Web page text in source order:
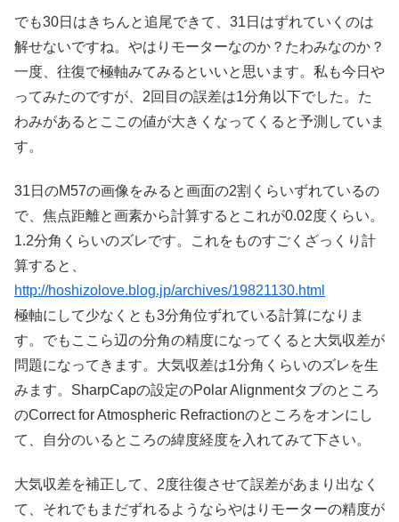
でも30日はきちんと追尾できて、31日はずれていくのは
解せないですね。やはりモーターなのか？たわみなのか？
一度、往復で極軸みてみるといいと思います。私も今日や
ってみたのですが、2回目の誤差は1分角以下でした。た
わみがあるとここの値が大きくなってくると予測していま
す。
31日のM57の画像をみると画面の2割くらいずれているの
で、焦点距離と画素から計算するとこれが0.02度くらい。
1.2分角くらいのズレです。これをものすごくざっくり計
算すると、
http://hoshizolove.blog.jp/archives/19821130.html
極軸にして少なくとも3分角位ずれている計算になりま
す。でもここら辺の分角の精度になってくると大気収差が
問題になってきます。大気収差は1分角くらいのズレを生
みます。SharpCapの設定のPolar Alignmentタブのところ
のCorrect for Atmospheric Refractionのところをオンにし
て、自分のいるところの緯度経度を入れてみて下さい。
大気収差を補正して、2度往復させて誤差があまり出なく
て、それでもまだずれるようならやはりモーターの精度が